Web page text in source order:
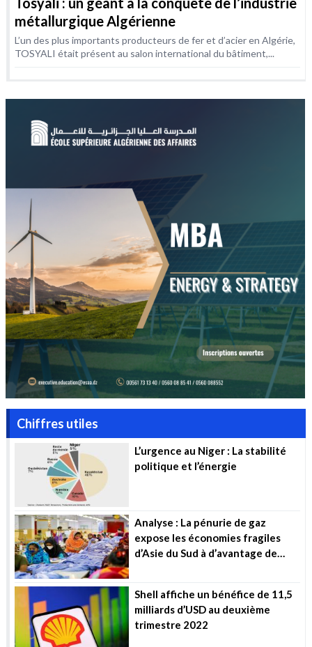
métallurgique Algérienne
L’un des plus importants producteurs de fer et d’acier en Algérie,
TOSYALI était présent au salon international du bâtiment,...
Chiffres utiles
L’urgence au Niger : La stabilité
politique et l’énergie
Analyse : La pénurie de gaz
expose les économies fragiles
d’Asie du Sud à d’avantage de
Shell affiche un bénéfice de 11,5
milliards d’USD au deuxième
trimestre 2022